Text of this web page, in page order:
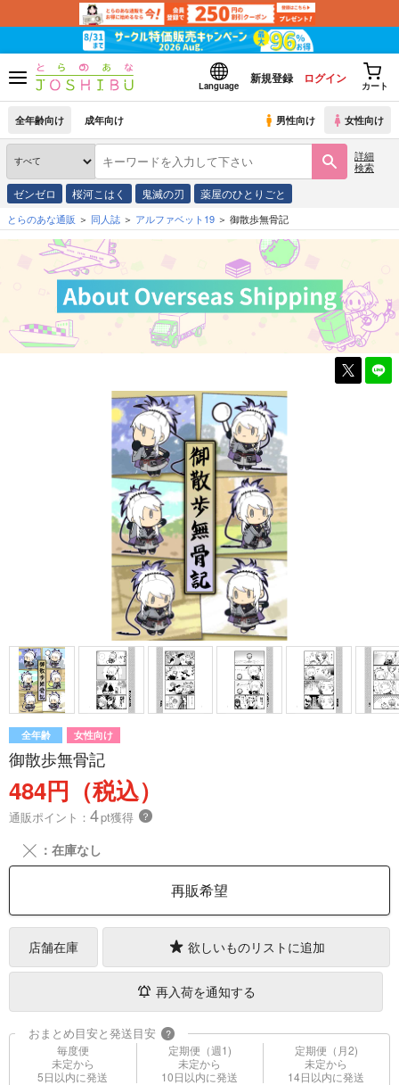
Language
新規登録 ログイン
カート
全年齢向け 成年向け 男性向け 女性向け
詳細
検索
ゼンゼロ 桜河こはく 鬼滅の刃 薬屋のひとりごと
とらのあな通販 同人誌 アルファベット19 御散歩無骨記
全年齢 女性向け
御散歩無骨記
484円（税込）
通販ポイント： 4pt獲得 ？
╳ ：在庫なし
再販希望
店舗在庫 欲しいものリストに追加
再入荷を通知する
おまとめ目安と発送目安 ?
毎度便
未定から
5日以内に発送
定期便（週1)
未定から
10日以内に発送
定期便（月2)
未定から
14日以内に発送